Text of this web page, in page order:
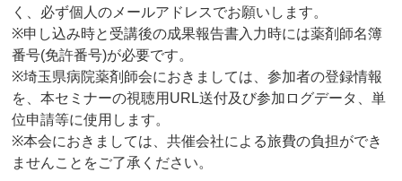
く、必ず個人のメールアドレスでお願いします。
※申し込み時と受講後の成果報告書入力時には薬剤師名簿
番号(免許番号)が必要です。
※埼玉県病院薬剤師会におきましては、参加者の登録情報
を、本セミナーの視聴用URL送付及び参加ログデータ、単
位申請等に使用します。
※本会におきましては、共催会社による旅費の負担ができ
ませんことをご了承ください。